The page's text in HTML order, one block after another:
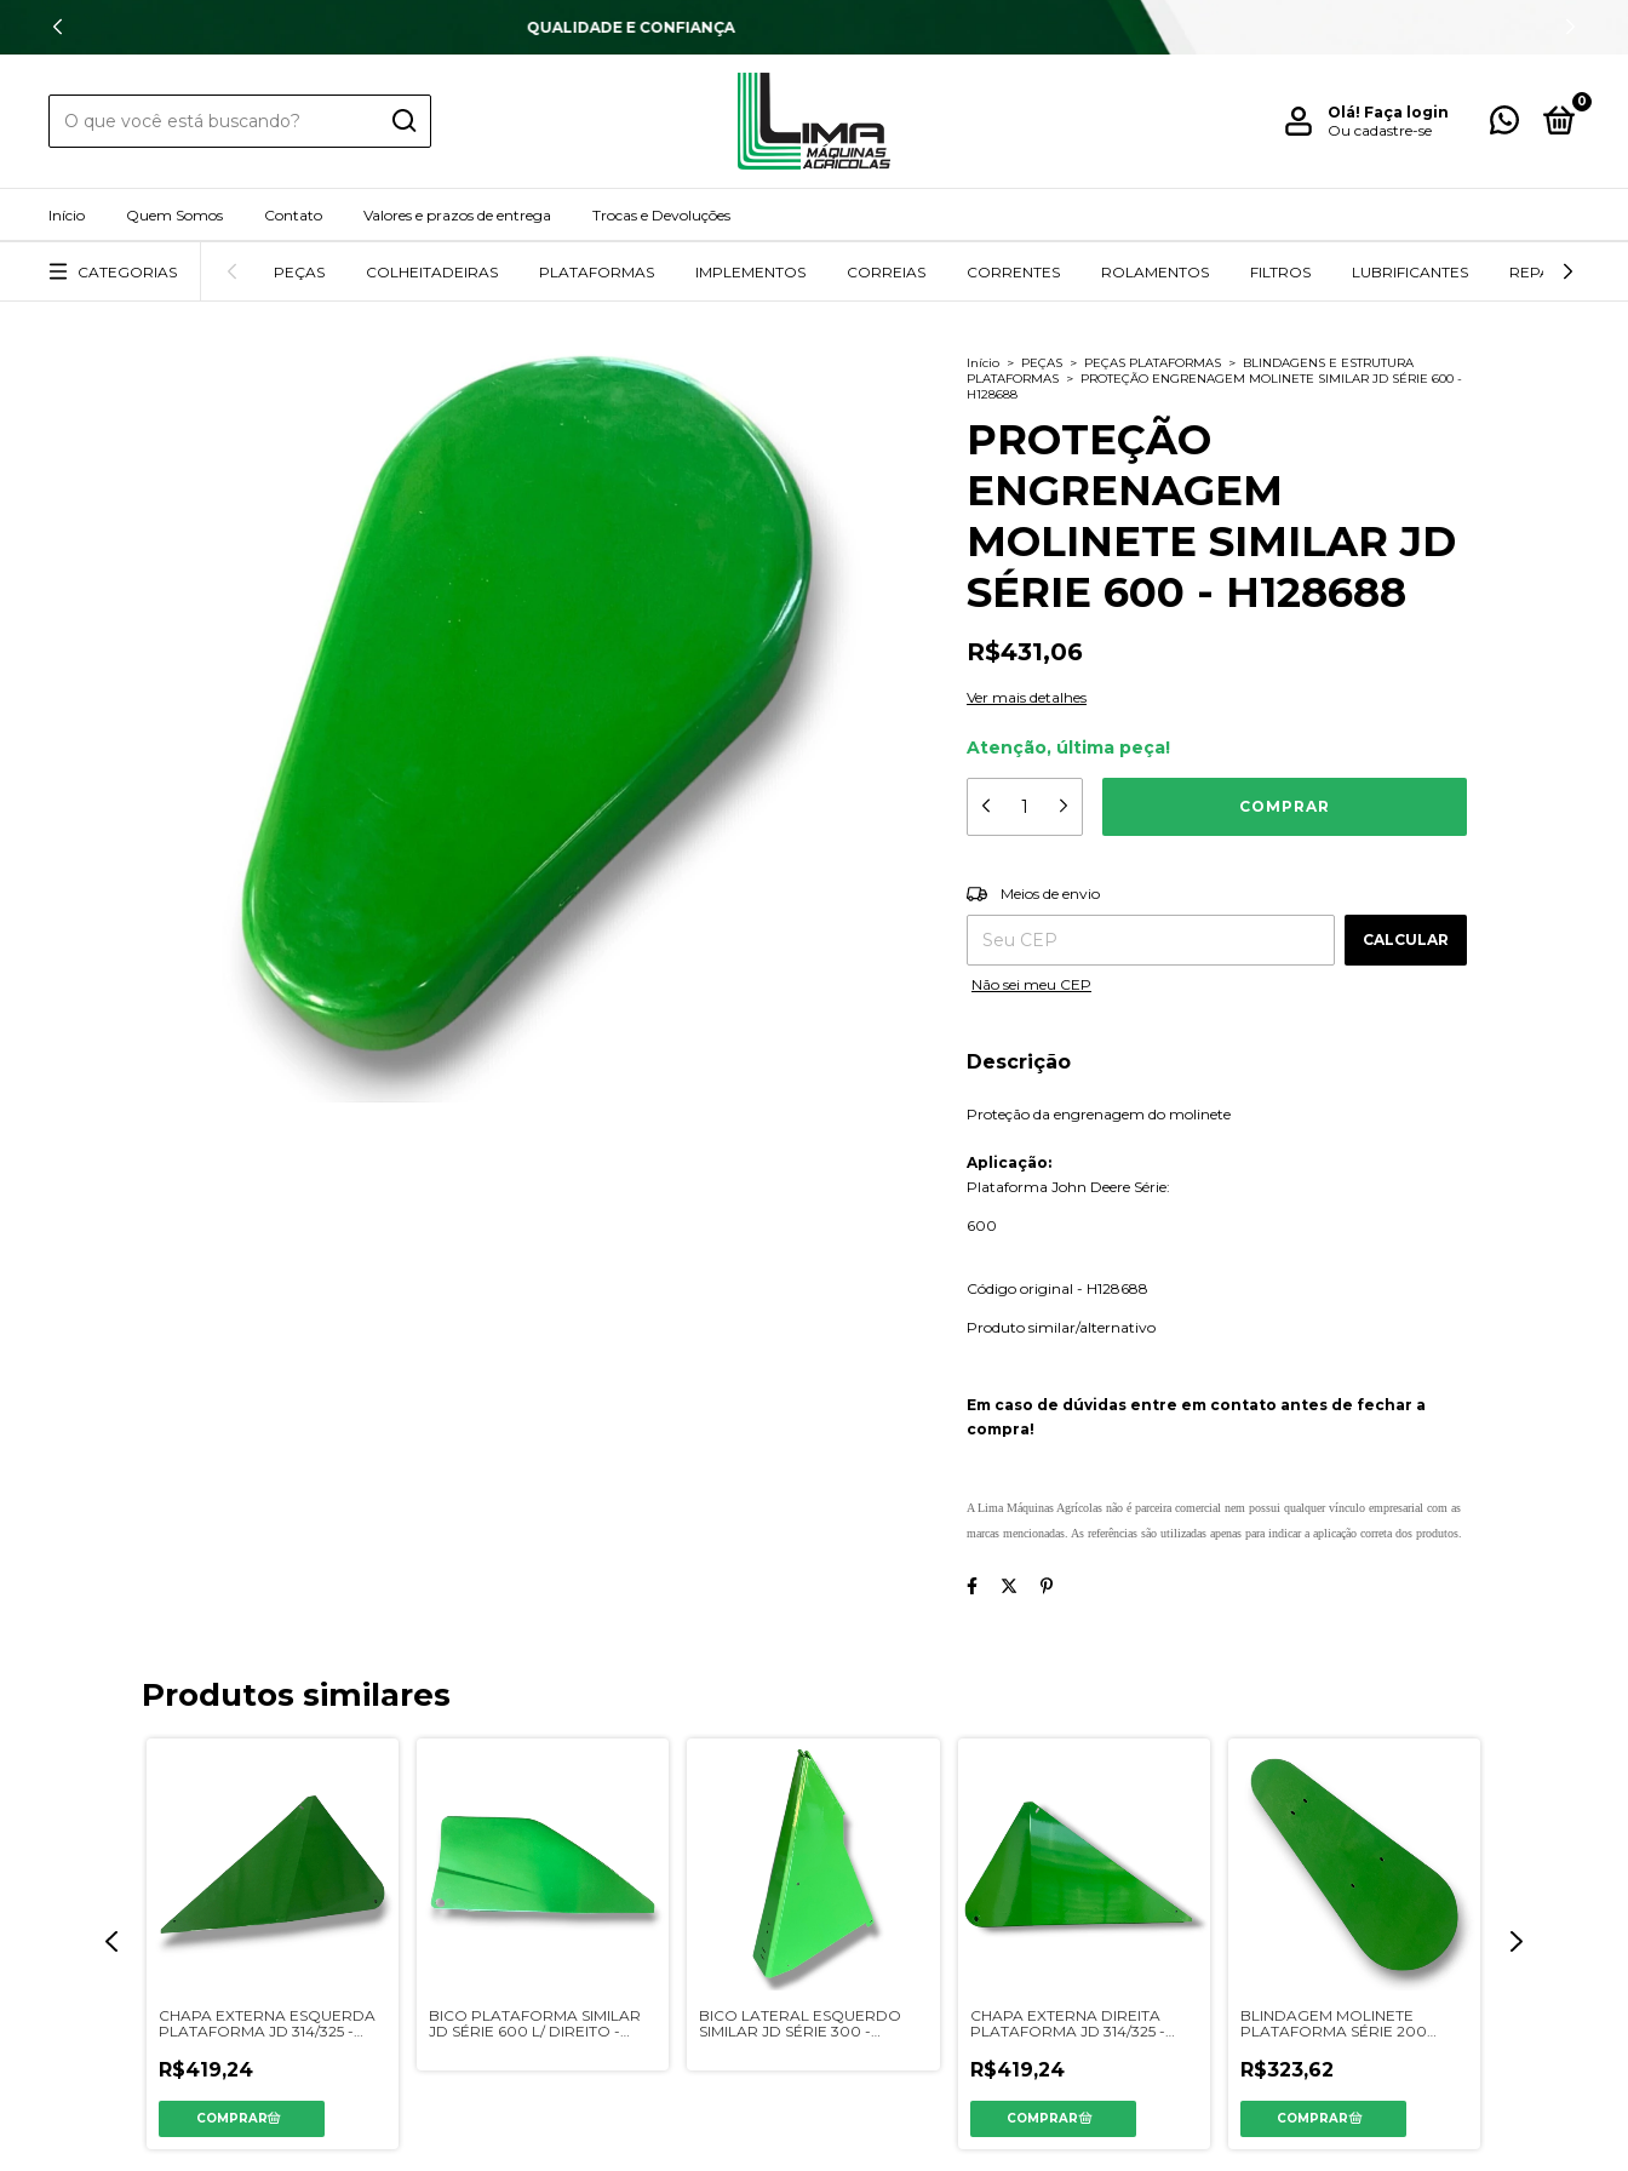
DESCONTOS DE ATÉ 9% OFF
Olá! Faça login
Ou cadastre-se
0
Início Quem Somos Contato Valores e prazos de entrega Trocas e Devoluções
CATEGORIAS PEÇAS COLHEITADEIRAS PLATAFORMAS IMPLEMENTOS CORREIAS CORRENTES ROLAMENTOS FILTROS LUBRIFICANTES REPAROS /
Início > PEÇAS > PEÇAS PLATAFORMAS > BLINDAGENS E ESTRUTURA
PLATAFORMAS > PROTEÇÃO ENGRENAGEM MOLINETE SIMILAR JD SÉRIE 600 -
H128688
PROTEÇÃO
ENGRENAGEM
MOLINETE SIMILAR JD
SÉRIE 600 - H128688
R$431,06
Ver mais detalhes
Atenção, última peça!
Entregas para o CEP:
Meios de envio
CALCULAR
Não sei meu CEP
Descrição
Proteção da engrenagem do molinete
Aplicação:
Plataforma John Deere Série:
600
Código original - H128688
Produto similar/alternativo
Em caso de dúvidas entre em contato antes de fechar a
compra!
A Lima Máquinas Agrícolas não é parceira comercial nem possui qualquer vínculo empresarial com as
marcas mencionadas. As referências são utilizadas apenas para indicar a aplicação correta dos produtos.
Produtos similares
CHAPA EXTERNA ESQUERDA
PLATAFORMA JD 314/325 -
R$419,24
BICO PLATAFORMA SIMILAR
JD SÉRIE 600 L/ DIREITO -
BICO LATERAL ESQUERDO
SIMILAR JD SÉRIE 300 -
CHAPA EXTERNA DIREITA
PLATAFORMA JD 314/325 -
R$419,24
BLINDAGEM MOLINETE
PLATAFORMA SÉRIE 200
R$323,62